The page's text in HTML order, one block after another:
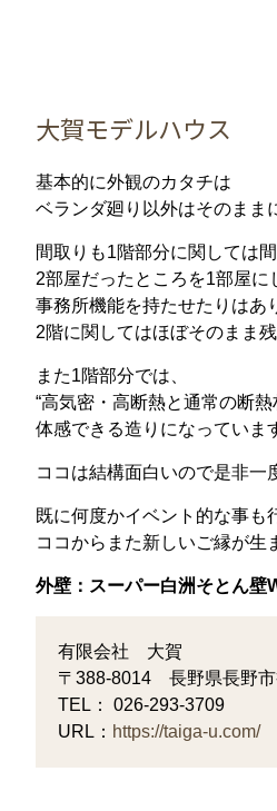
大賀モデルハウス
基本的に外観のカタチは
ベランダ廻り以外はそのまま
間取りも1階部分に関しては
2部屋だったところを1部屋に
事務所機能を持たせたりはあ
2階に関してはほぼそのまま
また1階部分では、
“高気密・高断熱と通常の断
体感できる造りになっていま
ココは結構面白いので是非一
既に何度かイベント的な事も
ココからまた新しいご縁が生
外壁：スーパー白洲そとん壁
有限会社 大賀
〒388-8014 長野県長野市
TEL： 026-293-3709
URL： https://taiga-u.com/